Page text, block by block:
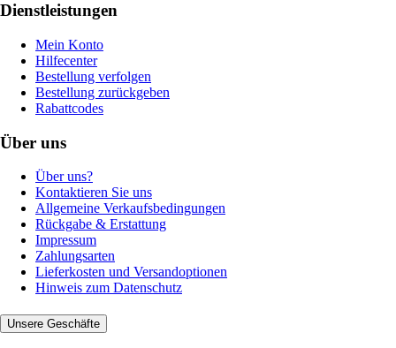
Dienstleistungen
Mein Konto
Hilfecenter
Bestellung verfolgen
Bestellung zurückgeben
Rabattcodes
Über uns
Über uns?
Kontaktieren Sie uns
Allgemeine Verkaufsbedingungen
Rückgabe & Erstattung
Impressum
Zahlungsarten
Lieferkosten und Versandoptionen
Hinweis zum Datenschutz
Unsere Geschäfte